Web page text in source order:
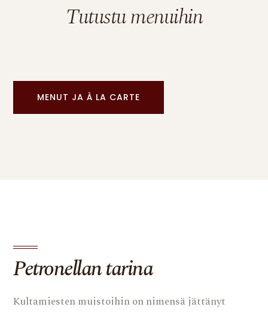
Tutustu menuihin
MENUT JA À LA CARTE
Petronellan tarina
Kultamiesten muistoihin on nimensä jättänyt